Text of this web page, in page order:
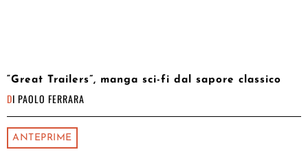
“Great Trailers”, manga sci-fi dal sapore classico
DI PAOLO FERRARA
ANTEPRIME